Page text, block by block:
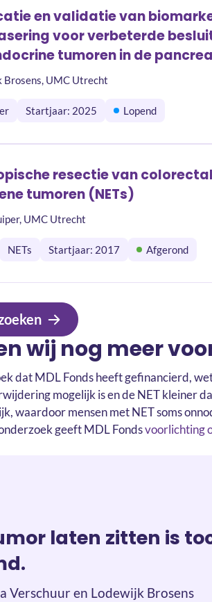
en validatie van
voor verbeterde
tumoren in de
Brosens, UMC Utrecht
Startjaar: 2025 Lopend
resectie van
tumoren (NETs)
UMC Utrecht
NETs Startjaar: 2017 Afgerond
wij nog meer
dat MDL Fonds heeft gefinancierd,
mogelijk is en de NET kleiner
waardoor mensen met NET soms
geeft MDL Fondsvoorlichting
laten zitten is
Verschuur en Lodewijk Brosens